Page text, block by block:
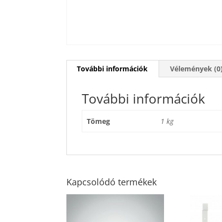
További információk Vélemények
További információk
Tömeg 1 kg
Kapcsolódó termékek